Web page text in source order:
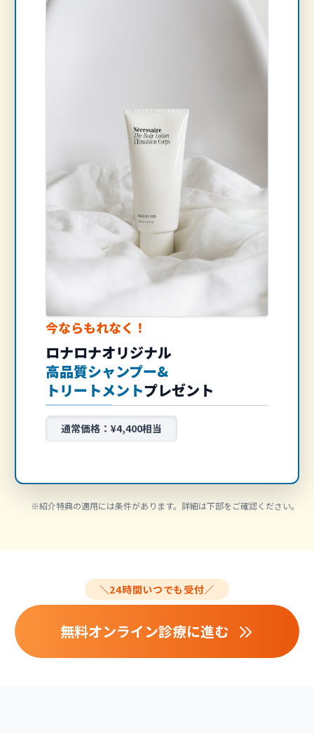
今ならもれなく！
ロナロナオリジナル
高品質シャンプー&
トリートメントプレゼント
通常価格：¥4,400相当
※紹介特典の適用には条件があります。詳細は下部をご確認ください。
＼24時間いつでも受付／
無料オンライン診療に進む